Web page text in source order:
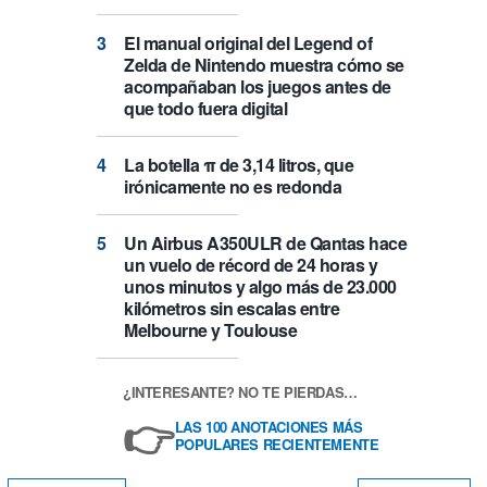
El manual original del Legend of
Zelda de Nintendo muestra cómo se
acompañaban los juegos antes de
que todo fuera digital
La botella π de 3,14 litros, que
irónicamente no es redonda
Un Airbus A350ULR de Qantas hace
un vuelo de récord de 24 horas y
unos minutos y algo más de 23.000
kilómetros sin escalas entre
Melbourne y Toulouse
¿INTERESANTE? NO TE PIERDAS…
👉LAS 100 ANOTACIONES MÁS
POPULARES RECIENTEMENTE